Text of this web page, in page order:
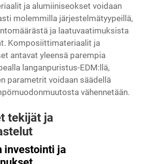
ja alumiiniseokset voidaan
molemmilla järjestelmätyypeillä,
ja laatuvaatimuksista
Komposiittimateriaalit ja
antavat yleensä parempia
langanpuristus-EDM:llä,
parametrit voidaan säädellä
vähennetään.
tekijät ja
investointi ja